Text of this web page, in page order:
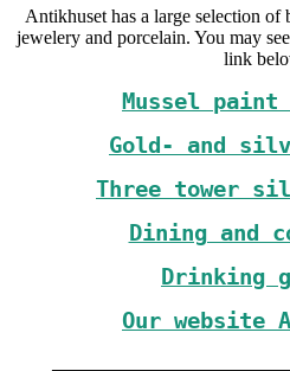
Antikhuset has a large selection of
jewelery and porcelain. You may
link
Mussel paint
Gold- and
Three tower
Dining and
Drinking
Our website